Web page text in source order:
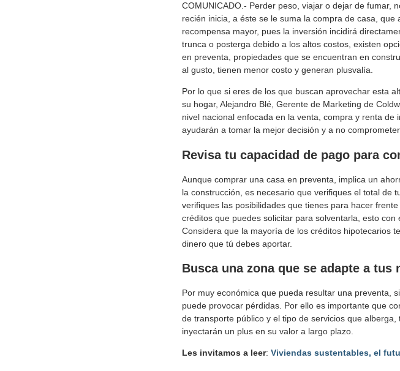
COMUNICADO.- Perder peso, viajar o dejar de fumar,
recién inicia, a éste se le suma la compra de casa,
recompensa mayor, pues la inversión incidirá
trunca o posterga debido a los altos costos, existen
en preventa, propiedades que se encuentran en
al gusto, tienen menor costo y generan plusvalía.
Por lo que si eres de los que buscan aprovechar esta
su hogar, Alejandro Blé, Gerente de Marketing de
nivel nacional enfocada en la venta, compra y renta
ayudarán a tomar la mejor decisión y a no
Revisa tu capacidad de pago para
Aunque comprar una casa en preventa, implica un
la construcción, es necesario que verifiques el total de
verifiques las posibilidades que tienes para hacer
créditos que puedes solicitar para solventarla, esto
Considera que la mayoría de los créditos hipotecarios
dinero que tú debes aportar.
Busca una zona que se adapte a tus
Por muy económica que pueda resultar una preventa,
puede provocar pérdidas. Por ello es importante que
de transporte público y el tipo de servicios que
inyectarán un plus en su valor a largo plazo.
Les invitamos a leer: Viviendas sustentables, el